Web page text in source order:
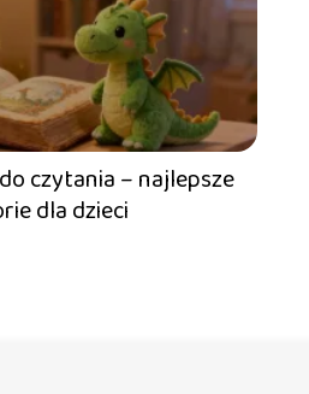
czytania – najlepsze
dla dzieci